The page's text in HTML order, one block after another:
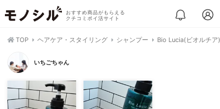
おすすめ商品がもらえる
クチコミポイ活サイト
TOP ヘアケア・スタイリング シャンプー Bio Lucia(ビオルチ
いちごちゃん